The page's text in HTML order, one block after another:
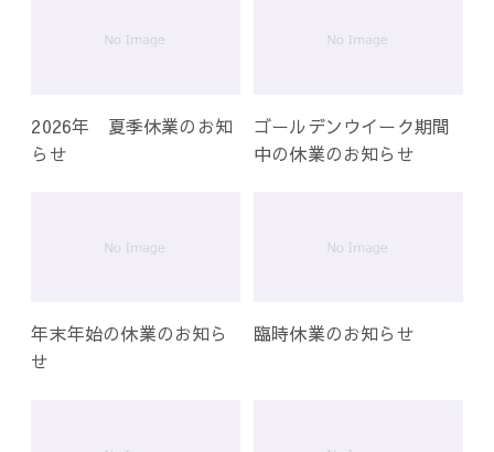
2026年 夏季休業のお知
らせ
ゴールデンウイーク期間
中の休業のお知らせ
年末年始の休業のお知ら
せ
臨時休業のお知らせ